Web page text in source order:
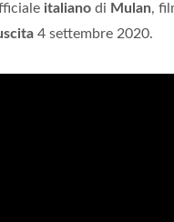
italiano di Mulan,
4 settembre 2020.